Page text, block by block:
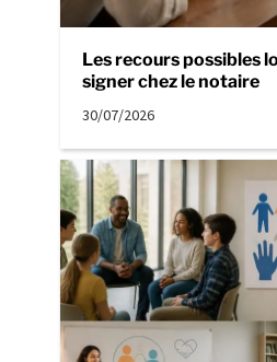
Les recours possibles
signer chez le notaire
30/07/2026